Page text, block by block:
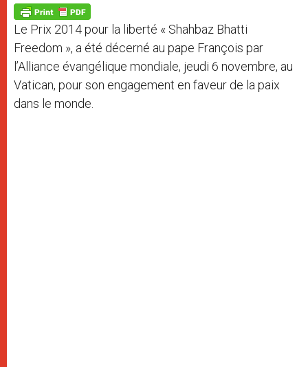
p
p
g
e
r
o
k
Le Prix 2014 pour la liberté « Shahbaz Bhatti
Freedom », a été décerné au pape François par
l’Alliance évangélique mondiale, jeudi 6 novembre, au
Vatican, pour son engagement en faveur de la paix
dans le monde.